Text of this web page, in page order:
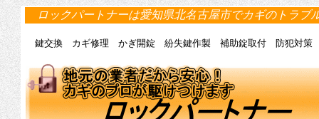
ロックパートナーは愛知県北名古屋市でカギのトラブ
鍵交換 カギ修理 かぎ開錠 紛失鍵作製 補助錠取付 防犯対策